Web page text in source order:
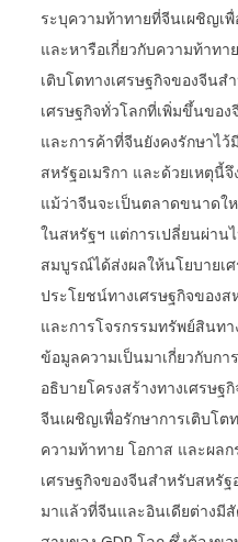
ระบุความท้าทายที่จีนเผชิญเพื่
และหารือเกี่ยวกับความท้าท
เติบโตทางเศรษฐกิจของจีนส
เศรษฐกิจทั่วโลกที่เพิ่มขึ้นขอ
และการค้าที่จีนยังคงรักษาไ
สหรัฐอเมริกา และด้วยเหตุนี้
แม้ว่าจีนจะเป็นตลาดขนาดใ
ในสหรัฐฯ แต่การเปลี่ยนผ่าน
สมบูรณ์ได้ส่งผลให้นโยบายเ
ประโยชน์ทางเศรษฐกิจของ
และการโจรกรรมทรัพย์สินท
ข้อมูลความเป็นมาเกี่ยวกับก
อธิบายโครงสร้างทางเศรษ
จีนเผชิญเพื่อรักษาการเติบโต
ความท้าทาย โอกาส และผลก
เศรษฐกิจของจีนสำหรับสหรัฐ
มาแล้วที่จีนและอินเดียต่างมี